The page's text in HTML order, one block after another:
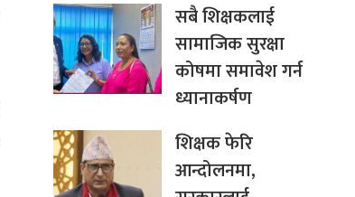
सबै शिक्षकलाई
सामाजिक सुरक्षा
कोषमा समावेश गर्न
ध्यानाकर्षण
शिक्षक फेरि
आन्दोलनमा,